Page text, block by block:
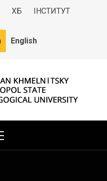
ХБ ІНСТИТУТ
English